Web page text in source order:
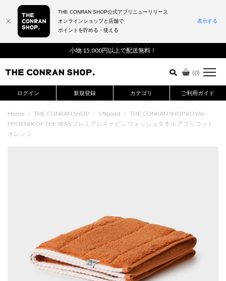
小物 15,000円以上で配送無料！
(0)
ログイン 新規登録 カテゴリ ご利用ガイド
詳細検索はこちら
Home / THE CONRAN SHOP / 5%point / THE CONRAN SHOP ROYAL-
PHOENIX OF THE SEAS プレミアムキャビン ウォッシュタオル アプリコット
オレンジ
THE CONRAN SHOP公式アプリニューリリース
オンラインショップと店舗で
ポイントを貯める・使える
表示する